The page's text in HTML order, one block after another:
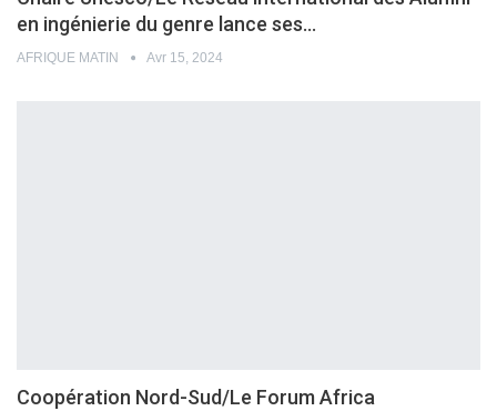
en ingénierie du genre lance ses…
AFRIQUE MATIN Avr 15, 2024
Coopération Nord-Sud/Le Forum Africa